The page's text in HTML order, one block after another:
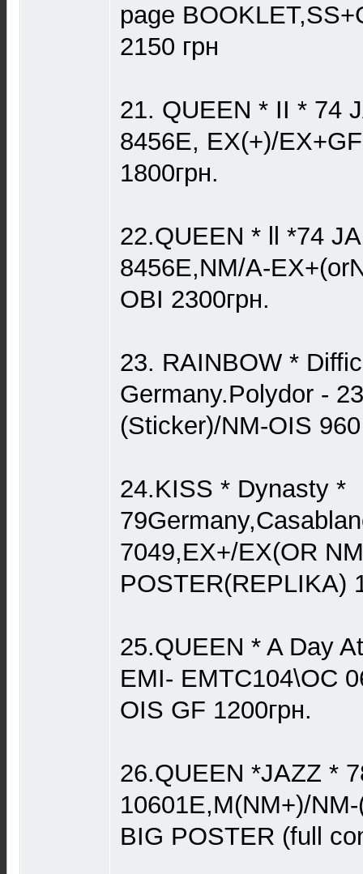
page
2150 грн
21. QUEEN * II * 74
8456E, EX(+)/
1800грн.
22.QUEEN * ll *74
8456E,NM/A-
OBI 2300грн.
23. RAINBOW *
Germany.Polydor -
(Sticker)/NM-OIS
24.KISS * Dynasty *
7049,EX+/EX(OR
POSTER(REPLIKA)
25.QUEEN * A Day
EMI- EMTC104\OC
OIS GF 1200грн.
26.QUEEN *JAZZ *
10601E,M(NM+)/
BIG POSTER (full